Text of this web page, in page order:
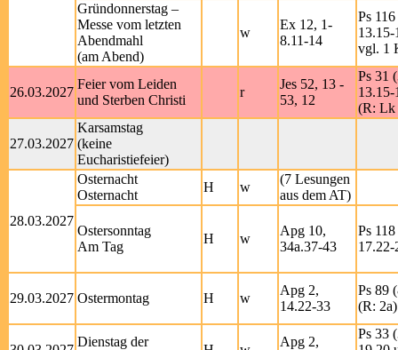
Gründonnerstag –
Messe vom letzten
Abendmahl
(am Abend)
w
Ex 12, 1-
8.11-14
Ps
vgl. 1
26.03.2027
Feier vom Leiden
und Sterben Christi
r
Jes 52, 13 -
53, 12
Ps 31
13.15-
(R: Lk
27.03.2027
Karsamstag
(keine
Eucharistiefeier)
28.03.2027
Osternacht
Osternacht
H w
(7 Lesungen
aus dem AT)
Ostersonntag
Am Tag
H w
Apg 10,
34a.37-43
Ps
29.03.2027 Ostermontag H w
Apg 2,
14.22-33
Ps 89
(R: 2a)
Dienstag der
Apg 2,
Ps 33